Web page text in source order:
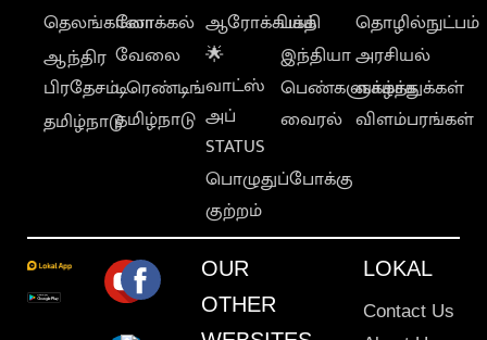
தெலங்கானா
ஆந்திர
பிரதேசம்
தமிழ்நாடு
லோக்கல்
வேலை
டிரெண்டிங்
தமிழ்நாடு
ஆரோக்கியம்
🌟
வாட்ஸ்
அப்
STATUS
பொழுதுப்போக்கு
குற்றம்
பக்தி
இந்தியா
பெண்களுக்காக
வைரல்
தொழில்நுட்பம்
அரசியல்
வாழ்த்துக்கள்
விளம்பரங்கள்
OUR
OTHER
LOKAL
Contact Us